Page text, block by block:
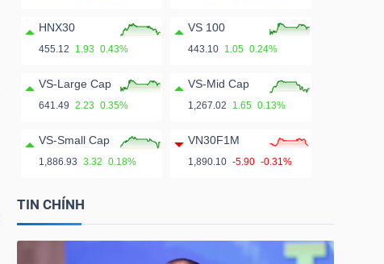
HNX30
455.12 1.93 0.43%
VS 100
443.10 1.05 0.24%
VS-Large Cap
641.49 2.23 0.35%
VS-Mid Cap
1,267.02 1.65 0.13%
VS-Small Cap
1,886.93 3.32 0.18%
VN30F1M
1,890.10 -5.90 -0.31%
TIN CHÍNH